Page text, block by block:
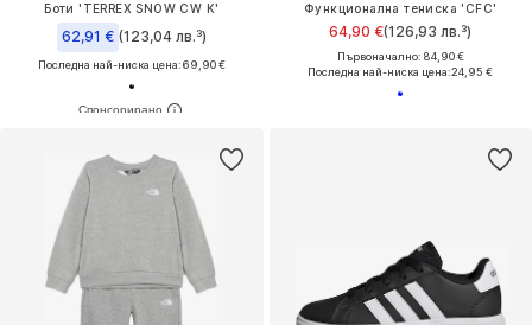
Боти 'TERREX SNOW CW K'
62,91 € (123,04 лв.³)
Последна най-ниска цена:69,90 €
Функционална тениска 'CFC'
64,90 €(126,93 лв.³)
Първоначално: 84,90 €
Последна най-ниска цена:24,95 €